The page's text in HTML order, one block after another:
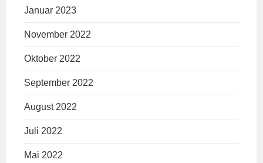
Januar 2023
November 2022
Oktober 2022
September 2022
August 2022
Juli 2022
Mai 2022